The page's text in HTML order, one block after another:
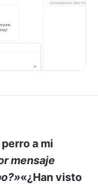
a mi
mensaje
«¿Han visto